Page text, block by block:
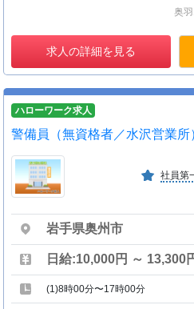
奥
求人の詳細を見る
ハローワーク求人
警備員（無資格者／水沢営業
岩手県奥州市
日給:10,000円 ～ 13,300
(1)8時00分〜17時00分